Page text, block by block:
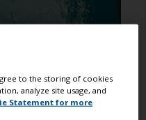
to the storing of cookies
analyze site usage, and
Statement for more